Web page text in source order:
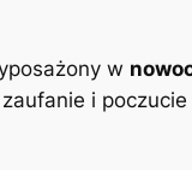
w
i poczucie